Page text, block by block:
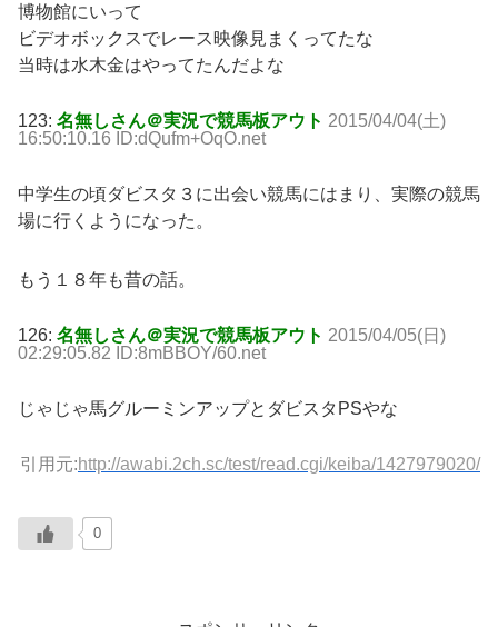
博物館にいって
ビデオボックスでレース映像見まくってたな
当時は水木金はやってたんだよな
123: 名無しさん＠実況で競馬板アウト 2015/04/04(土)
16:50:10.16 ID:dQufm+OqO.net
中学生の頃ダビスタ３に出会い競馬にはまり、実際の競馬
場に行くようになった。
もう１８年も昔の話。
126: 名無しさん＠実況で競馬板アウト 2015/04/05(日)
02:29:05.82 ID:8mBBOY/60.net
じゃじゃ馬グルーミンアップとダビスタPSやな
引用元:http://awabi.2ch.sc/test/read.cgi/keiba/1427979020/
0